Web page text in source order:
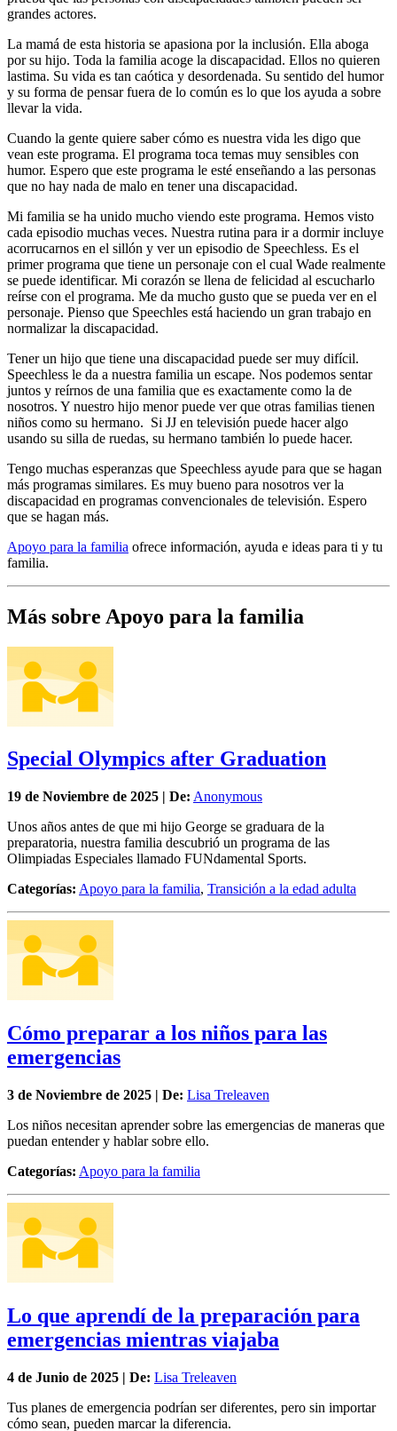
grandes actores.
La mamá de esta historia se apasiona por la inclusión. Ella aboga
por su hijo. Toda la familia acoge la discapacidad. Ellos no quieren
lastima. Su vida es tan caótica y desordenada. Su sentido del humor
y su forma de pensar fuera de lo común es lo que los ayuda a sobre
llevar la vida.
Cuando la gente quiere saber cómo es nuestra vida les digo que
vean este programa. El programa toca temas muy sensibles con
humor. Espero que este programa le esté enseñando a las personas
que no hay nada de malo en tener una discapacidad.
Mi familia se ha unido mucho viendo este programa. Hemos visto
cada episodio muchas veces. Nuestra rutina para ir a dormir incluye
acorrucarnos en el sillón y ver un episodio de Speechless. Es el
primer programa que tiene un personaje con el cual Wade realmente
se puede identificar. Mi corazón se llena de felicidad al escucharlo
reírse con el programa. Me da mucho gusto que se pueda ver en el
personaje. Pienso que Speechles está haciendo un gran trabajo en
normalizar la discapacidad.
Tener un hijo que tiene una discapacidad puede ser muy difícil.
Speechless le da a nuestra familia un escape. Nos podemos sentar
juntos y reírnos de una familia que es exactamente como la de
nosotros. Y nuestro hijo menor puede ver que otras familias tienen
niños como su hermano. Si JJ en televisión puede hacer algo
usando su silla de ruedas, su hermano también lo puede hacer.
Tengo muchas esperanzas que Speechless ayude para que se hagan
más programas similares. Es muy bueno para nosotros ver la
discapacidad en programas convencionales de televisión. Espero
que se hagan más.
Apoyo para la familia ofrece información, ayuda e ideas para ti y tu
familia.
Más sobre Apoyo para la familia
Special Olympics after Graduation
19 de Noviembre de 2025 | De: Anonymous
Unos años antes de que mi hijo George se graduara de la
preparatoria, nuestra familia descubrió un programa de las
Olimpiadas Especiales llamado FUNdamental Sports.
Categorías: Apoyo para la familia, Transición a la edad adulta
Cómo preparar a los niños para las
emergencias
3 de Noviembre de 2025 | De: Lisa Treleaven
Los niños necesitan aprender sobre las emergencias de maneras que
puedan entender y hablar sobre ello.
Categorías: Apoyo para la familia
Lo que aprendí de la preparación para
emergencias mientras viajaba
4 de Junio de 2025 | De: Lisa Treleaven
Tus planes de emergencia podrían ser diferentes, pero sin importar
cómo sean, pueden marcar la diferencia.